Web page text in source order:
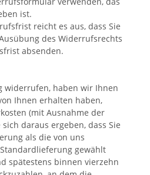
ist.
reicht es aus, dass Sie
des Widerrufsrechts
absenden.
widerrufen, haben wir Ihnen
Ihnen erhalten haben,
(mit Ausnahme der
daraus ergeben, dass Sie
als die von uns
gewählt
spätestens binnen vierzehn